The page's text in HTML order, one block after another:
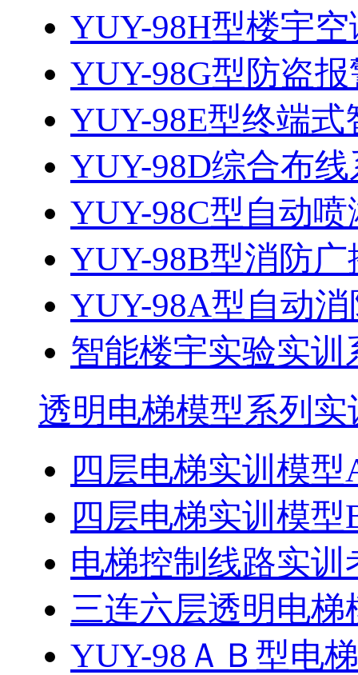
YUY-98H型楼宇
YUY-98G型防盗
YUY-98E型终端
YUY-98D综合布
YUY-98C型自动
​YUY-98B型消防
YUY-98A型自动
智能楼宇实验实训
透明电梯模型系列实
四层电梯实训模型
四层电梯实训模型
电梯控制线路实训
三连六层透明电梯
YUY-98ＡＢ型电